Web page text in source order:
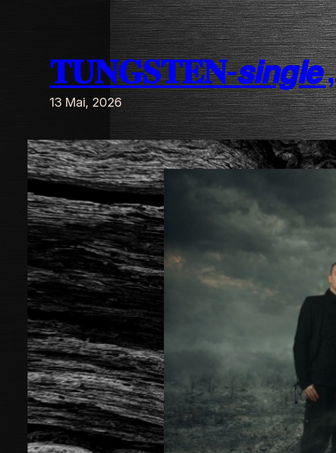
𝐓𝐔𝐍𝐆𝐒𝐓𝐄𝐍-𝙨𝙞𝙣𝙜𝙡𝙚
13 Mai, 2026